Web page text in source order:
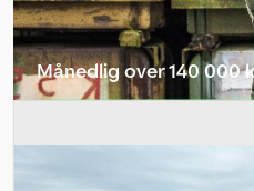
Månedlig over 140 000